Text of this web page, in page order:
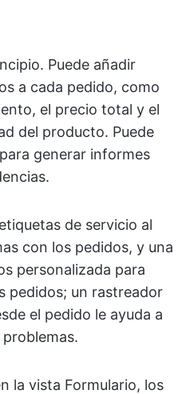
Puede añadir
a cada pedido, como
el precio total y el
del producto. Puede
generar informes
de servicio al
con los pedidos, y una
personalizada para
pedidos; un rastreador
el pedido le ayuda a
la vista Formulario, los